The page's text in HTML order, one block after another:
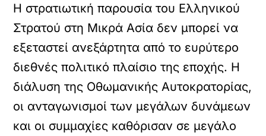
Η στρατιωτική παρουσία του Ελληνικού
Στρατού στη Μικρά Ασία δεν μπορεί να
εξεταστεί ανεξάρτητα από το ευρύτερο
διεθνές πολιτικό πλαίσιο της εποχής. Η
διάλυση της Οθωμανικής Αυτοκρατορίας,
οι ανταγωνισμοί των μεγάλων δυνάμεων
και οι συμμαχίες καθόρισαν σε μεγάλο